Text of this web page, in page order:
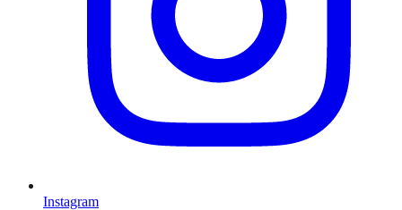
Instagram